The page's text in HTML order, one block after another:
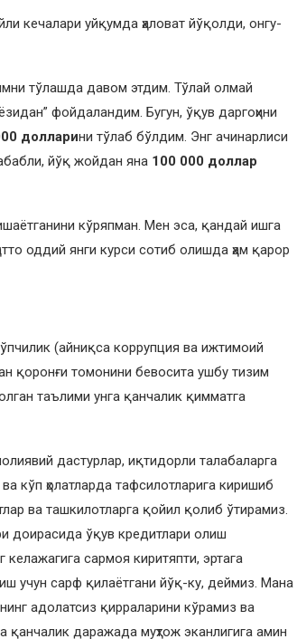
кечалари уйқумда ҳаловат йўқолди, онгу-
тўлашда давом этдим. Тўлай олмай
фойдаландим. Бугун, ўқув даргоҳини
долларини тўлаб бўлдим. Энг ачинарлиси
йўқ жойдан яна 100 000 доллар
кўряпман. Мен эса, қандай ишга
оддий янги курси сотиб олишда ҳам қарор
(айниқса коррупция ва ижтимоий
қоронғи томонини бевосита ушбу тизим
таълими унга қанчалик қимматга
дастурлар, иқтидорли талабаларга
кўп ҳолатларда тафсилотларига киришиб
ва ташкилотларга қойил қолиб ўтирамиз.
доирасида ўқув кредитлари олиш
сармоя киритяпти, эртага
учун сарф қилаётгани йўқ-ку, деймиз. Мана
адолатсиз қирраларини кўрамиз ва
қанчалик даражада муҳтож эканлигига амин